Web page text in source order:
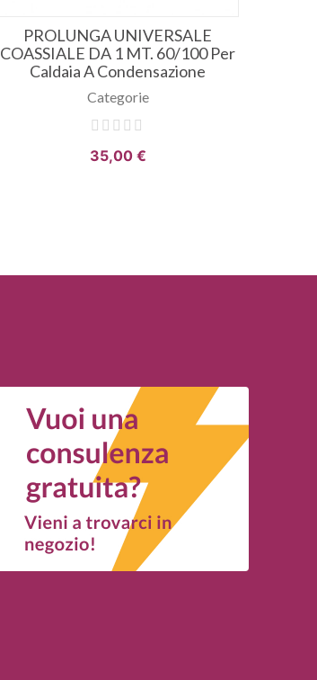
PROLUNGA UNIVERSALE
COASSIALE DA 1 MT. 60/100 Per
Caldaia A Condensazione
Categorie
35,00 €